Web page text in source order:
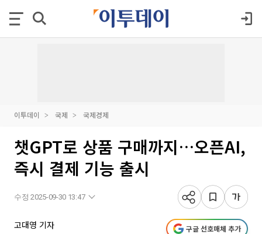
이투데이 국제 국제경제
챗GPT로 상품 구매까지…오픈AI,
즉시 결제 기능 출시
수정 2025-09-30 13:47
고대영 기자 구글 선호매체 추가